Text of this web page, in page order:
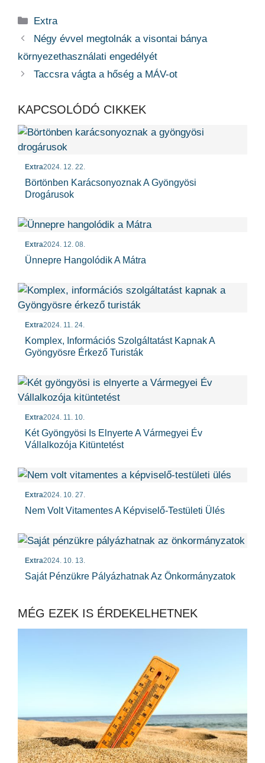
Kategória
Extra
Négy évvel megtolnák a visontai bánya
környezethasználati engedélyét
Taccsra vágta a hőség a MÁV-ot
KAPCSOLÓDÓ CIKKEK
Extra2024. 12. 22.
Börtönben Karácsonyoznak A Gyöngyösi
Drogárusok
Extra2024. 12. 08.
Ünnepre Hangolódik A Mátra
Extra2024. 11. 24.
Komplex, Információs Szolgáltatást Kapnak A
Gyöngyösre Érkező Turisták
Extra2024. 11. 10.
Két Gyöngyösi Is Elnyerte A Vármegyei Év
Vállalkozója Kitüntetést
Extra2024. 10. 27.
Nem Volt Vitamentes A Képviselő-Testületi Ülés
Extra2024. 10. 13.
Saját Pénzükre Pályázhatnak Az Önkormányzatok
MÉG EZEK IS ÉRDEKELHETNEK